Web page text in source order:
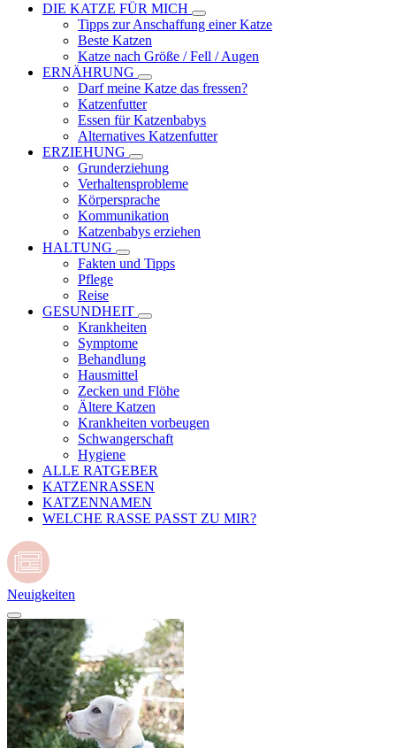
DIE KATZE FÜR MICH
Tipps zur Anschaffung einer Katze
Beste Katzen
Katze nach Größe / Fell / Augen
ERNÄHRUNG
Darf meine Katze das fressen?
Katzenfutter
Essen für Katzenbabys
Alternatives Katzenfutter
ERZIEHUNG
Grunderziehung
Verhaltensprobleme
Körpersprache
Kommunikation
Katzenbabys erziehen
HALTUNG
Fakten und Tipps
Pflege
Reise
GESUNDHEIT
Krankheiten
Symptome
Behandlung
Hausmittel
Zecken und Flöhe
Ältere Katzen
Krankheiten vorbeugen
Schwangerschaft
Hygiene
ALLE RATGEBER
KATZENRASSEN
KATZENNAMEN
WELCHE RASSE PASST ZU MIR?
Neuigkeiten